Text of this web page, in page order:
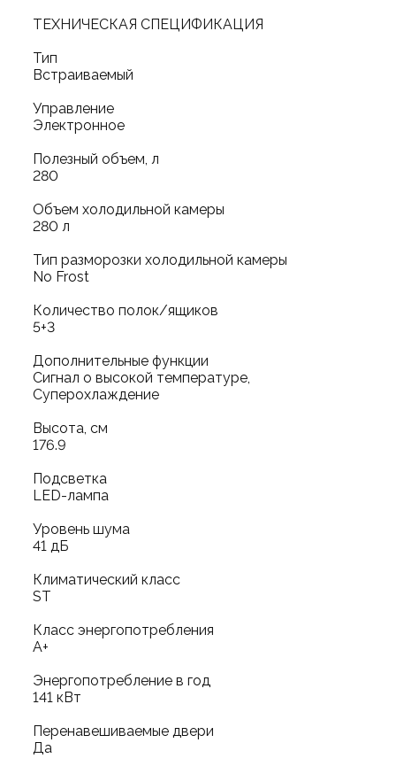
ТЕХНИЧЕСКАЯ СПЕЦИФИКАЦИЯ
Тип
Встраиваемый
Управление
Электронное
Полезный объем, л
280
Объем холодильной камеры
280 л
Тип разморозки холодильной камеры
No Frost
Количество полок/ящиков
5+3
Дополнительные функции
Сигнал о высокой температуре,
Суперохлаждение
Высота, см
176.9
Подсветка
LED-лампа
Уровень шума
41 дБ
Климатический класс
ST
Класс энергопотребления
А+
Энергопотребление в год
141 кВт
Перенавешиваемые двери
Да